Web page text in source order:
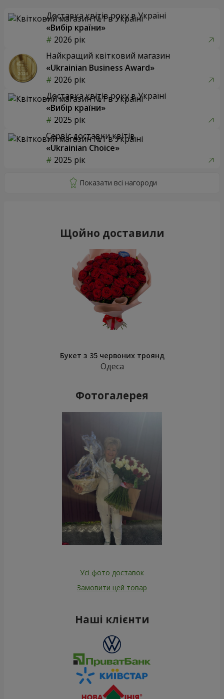
Доставка квітів року в Україні
«Вибір країни»
2026 рік
Найкращий квітковий магазин
«Ukrainian Business Award»
2026 рік
Доставка квітів року в Україні
«Вибір країни»
2025 рік
Сервіс доставки квітів
«Ukrainian Choice»
2025 рік
Щойно доставили
Букет з 35 червоних троянд
Одеса
Фотогалерея
Усі фото доставок
Замовити цей товар
Наші клієнти